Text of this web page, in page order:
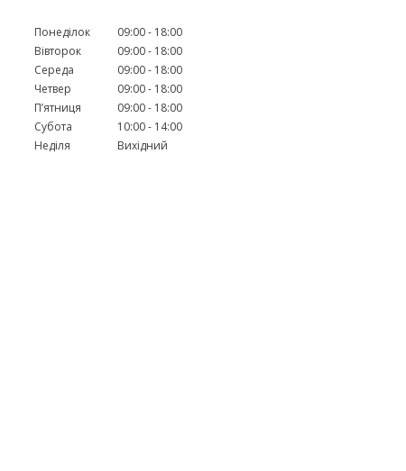
Понеділок 09:00
18:00
Вівторок
09:00
18:00
Середа
09:00
18:00
Четвер
09:00
18:00
Пʼятниця
09:00
18:00
Субота
10:00
14:00
Неділя
Вихідний